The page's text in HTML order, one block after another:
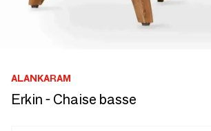
ALANKARAM
Erkin - Chaise basse